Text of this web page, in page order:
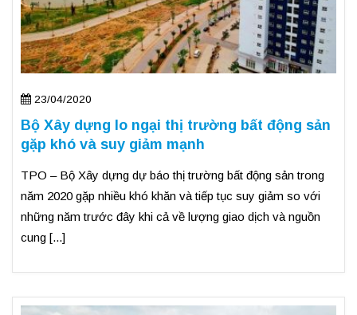
23/04/2020
Bộ Xây dựng lo ngại thị trường bất động sản
gặp khó và suy giảm mạnh
TPO – Bộ Xây dựng dự báo thị trường bất động sản trong
năm 2020 gặp nhiều khó khăn và tiếp tục suy giảm so với
những năm trước đây khi cả về lượng giao dịch và nguồn
cung [...]